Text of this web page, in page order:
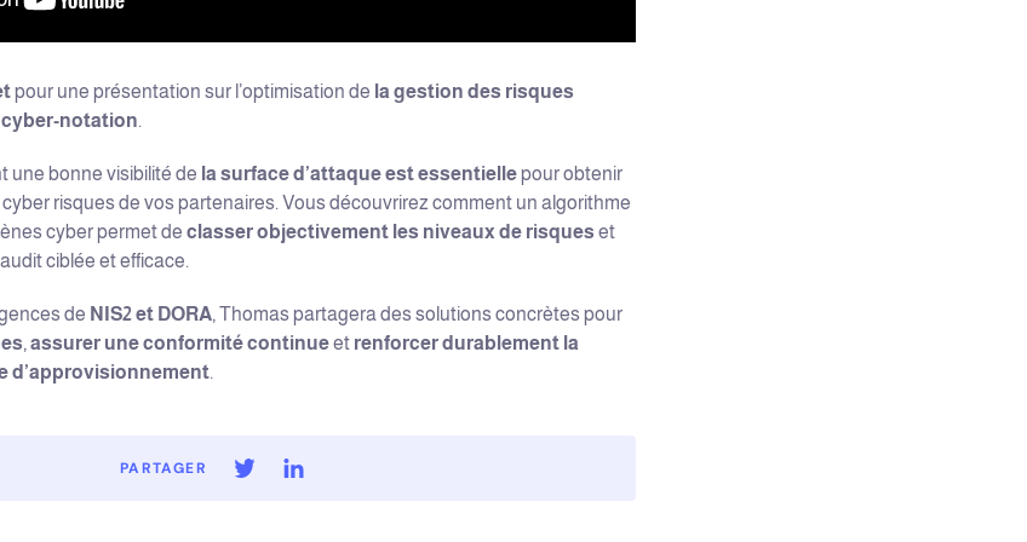
pour une présentation sur l’optimisation de la gestion des risques
notation.
une bonne visibilité de la surface d’attaque est essentiellepour obtenir
risques de vos partenaires. Vous découvrirez comment un algorithme
cyber permet declasser objectivement les niveaux de risqueset
ciblée et efficace.
de NIS2 et DORA, Thomas partagera des solutions concrètes pour
,assurer une conformité continueetrenforcer durablement la
d’approvisionnement.
PARTAGER